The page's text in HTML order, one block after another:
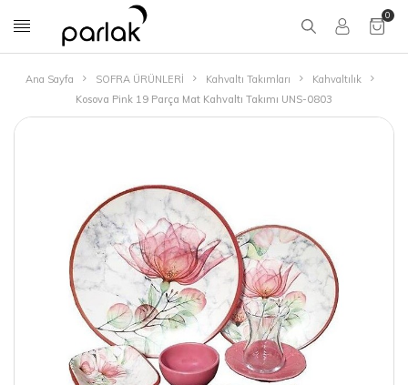
0
Ana Sayfa SOFRA ÜRÜNLERİ Kahvaltı Takımları
Kahvaltılık
Kosova Pink 19 Parça Mat Kahvaltı Takımı UNS-0803